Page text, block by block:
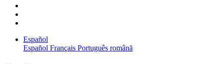
Español
Español Français Português română